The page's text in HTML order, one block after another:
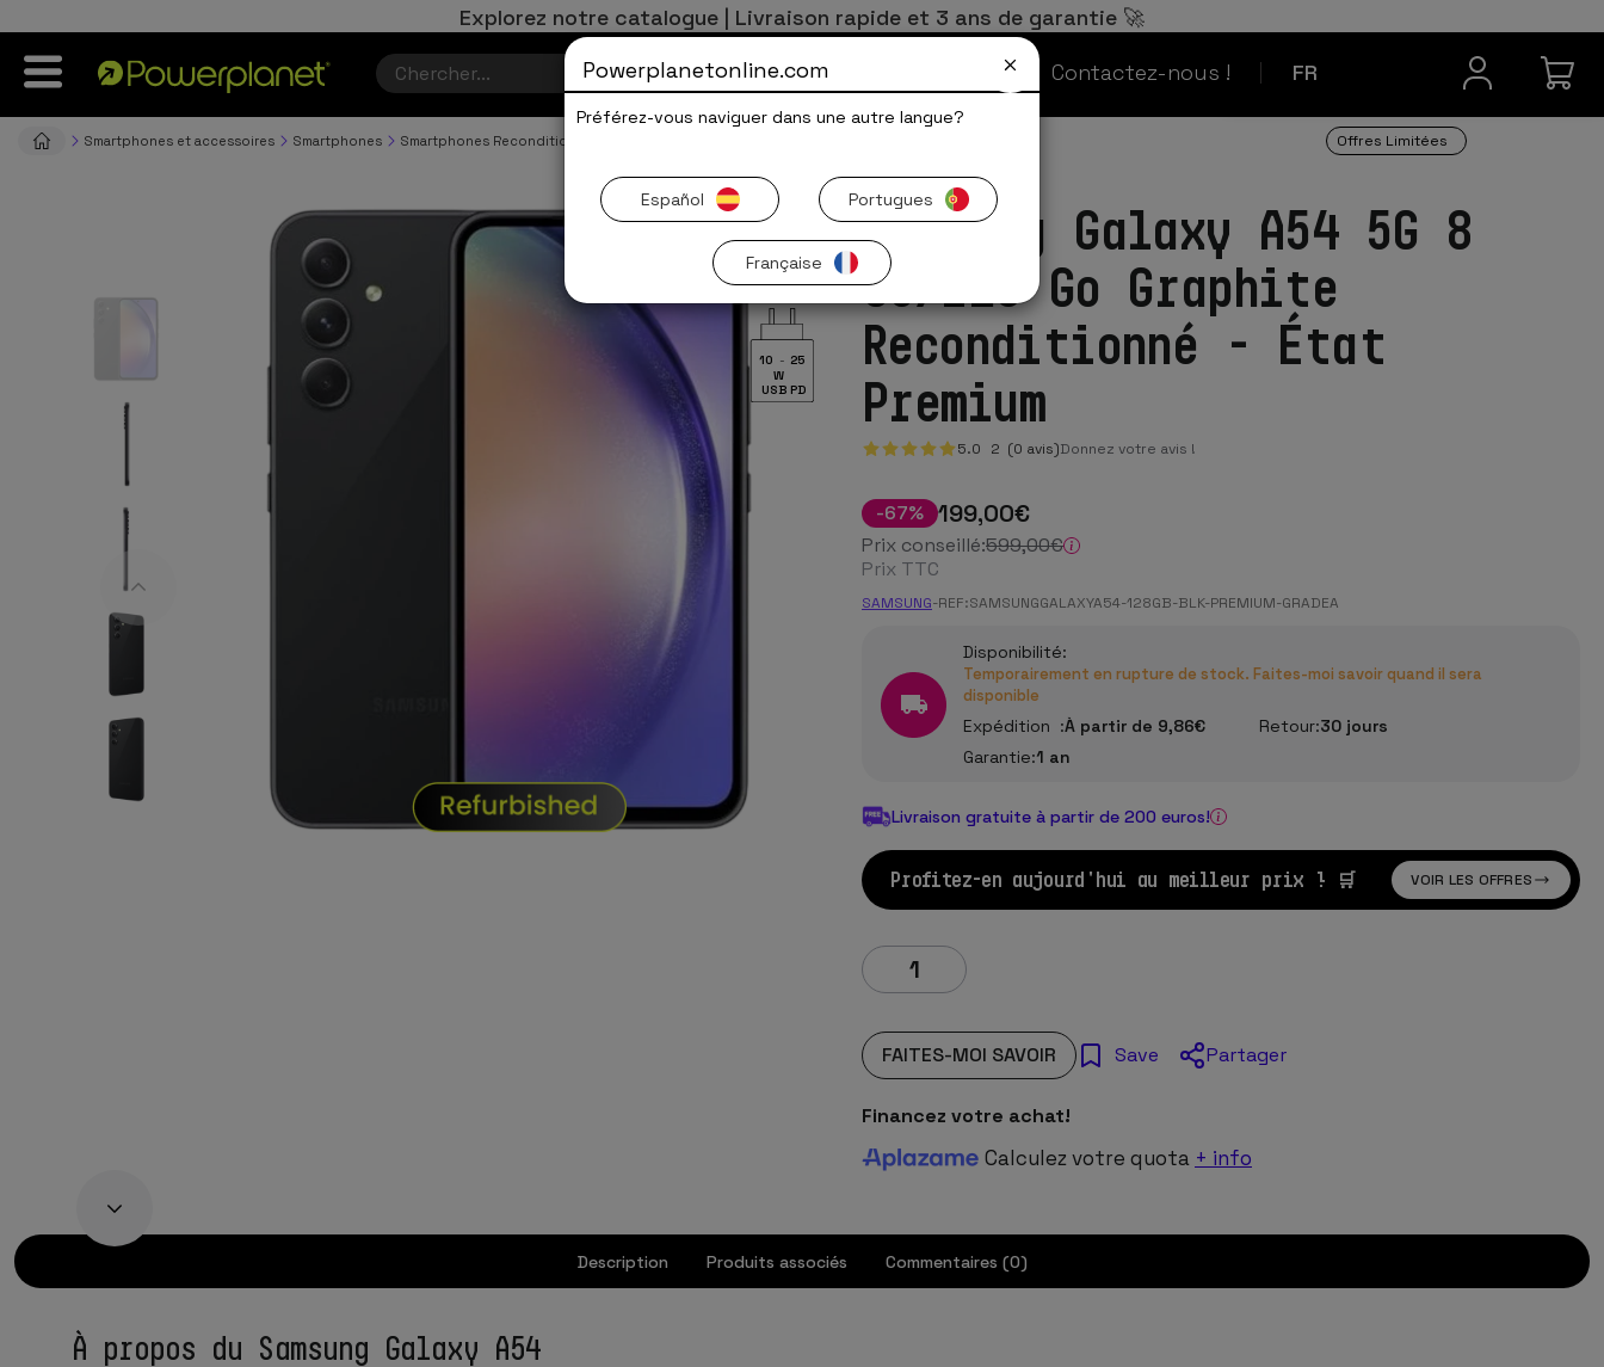
Explorez notre catalogue | Livraison rapide et 3 ans de garantie 🚀
FR
Contactez-nous !
Contact
Smartphones et accessoires Smartphones Smartphones Reconditionné Offres Limitées
10 - 25
W
USB PD
Samsung Galaxy A54 5G 8
Go/128 Go Graphite
Reconditionné - État
Premium
5.0 2 (0 avis)Donnez votre avis !
-67% 199,00€
Prix conseillé:599,00€
Prix TTC
SAMSUNG-REF:SAMSUNGGALAXYA54-128GB-BLK-PREMIUM-GRADEA
Disponibilité:
Temporairement en rupture de stock. Faites-moi savoir quand il sera
disponible
Expédition :À partir de 9,86€ Retour:30 jours
Garantie:1 an
Livraison gratuite à partir de 200 euros!
Profitez-en aujourd'hui au meilleur prix ! 🛒 VOIR LES OFFRES
FAITES-MOI SAVOIR Save Partager
Financez votre achat!
Calculez votre quota + info
Description Produits associés Commentaires (0)
À propos du Samsung Galaxy A54
Powerplanetonline.com
Préférez-vous naviguer dans une autre langue?
Español Portugues
Française